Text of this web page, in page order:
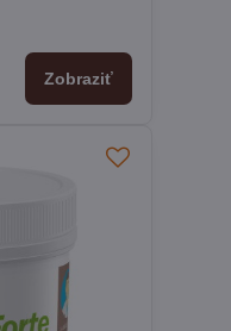
Zobraziť